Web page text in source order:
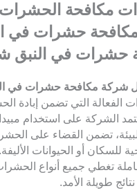
مكافحة
حشرات في
حشرات في النبق
شركة مكافحة حشرات في
الفعالة التي تضمن إبادة
الشركة على استخدام
تضمن القضاء على
للسكان أو الحيوانات
تغطي جميع أنواع الحشرات
طويلة الأمد.